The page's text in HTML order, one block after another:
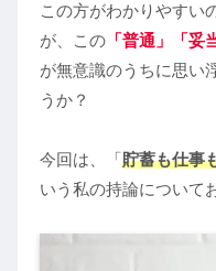
この方がわかりやすい
が、この 「普通」「妥
が無意識のうちに思い
うか？
今回は、「貯蓄も仕事
いう私の持論について